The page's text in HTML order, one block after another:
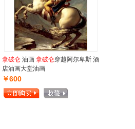
拿破仑 油画 拿破仑穿越阿尔卑斯 酒
店油画大堂油画
￥600